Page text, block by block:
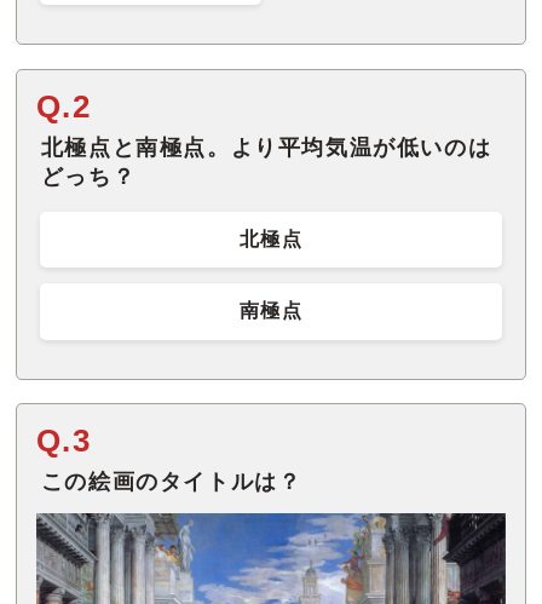
Q.2
北極点と南極点。より平均気温が低いのは
どっち？
北極点
南極点
Q.3
この絵画のタイトルは？